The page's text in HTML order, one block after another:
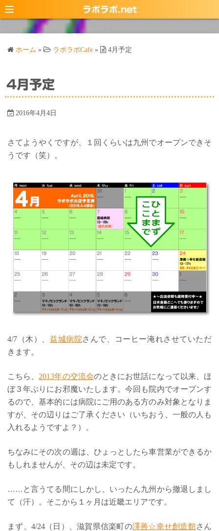
コ
ン
キ
ラポラポ.net
ホーム » ラポラポCafe » 4月予定
4月予定
2016年4月4日
さてようやくですが、１回くらいは九州でオープンできそ
うです（笑）。
4/7（木）、 益城病院さんで、コーヒー淹れさせていただ
きます。
こちら、 2013年の交流会のときにお世話になって以来、ほ
ぼ３年ぶりにお邪魔いたします。今回も院内でオープンす
るので、基本的には病院にご用のある方のみ対象となりま
すが、その辺りはご了承ください（いちおう、一般の人も
入れるようですよ？）。
ちなみにその次の週は、ひょっとしたら車営業ができるか
もしれませんが、その辺は未定です。
……と言うてる間にしかし、いったん九州から撤退しまし
て（汗）。そこから１ヶ月は近畿エリアです。
まず、4/24（日）、滋賀県信楽町の澤善☆幸せ創造館さん